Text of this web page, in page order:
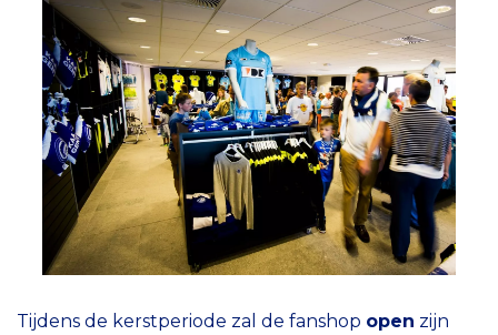
Tijdens de kerstperiode zal de fanshop open zijn